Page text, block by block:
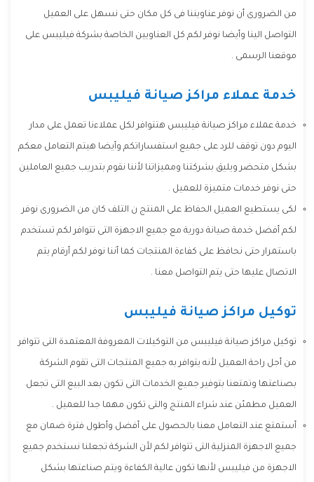
من الضرورى أن نوفر عناويننا فى كل مكان حتى نسهل على العميل
التواصل الينا وأيضا نوفر لكم كل العناويين الخاصة بشركة فيليبس على
موقعنا الرسمى .
خدمة عملاء مراكز صيانة فيليبس
خدمة عملاء مراكز صيانة فيليبس هتتوافر لكل عملاءنا تعمل على مدار
اليوم دون توقف للرد على جميع استفساراتكم وأيضا هيتم التعامل معكم
بشكل متحضر ويليق بشركتنا ومميزاتنا لأننا نقوم بتدريب جميع العاملين
حتى نوفر خدمات متميزة للعميل .
لكى يستطيع العميل الحفاظ على المنتج ن التلف كان من الضرورى نوفر
لكم أفضل خدمة صيانة دورية مع جميع الاجهزة التى تتوافر لكم تستخدم
باستمرار حتى نحافظ على كفاءة المنتجات كما أننا نوفر لكم أرقام يتم
الاتصال عليها حتى يتم التواصل معنا .
توكيل مراكز صيانة فيليبس
توكيل مراكز صيانة فيليبس من التوكيلات المعروفة المعتمدة التى تتوافر
من أجل راحة العميل لأنه يتوافر به جميع المنتجات التى تقوم الشركة
بصناعتها وتمتعنا بتوفير جميع الخدمات التى تكون بعد البيع التى تجعل
العميل مطمئن عند شراء المنتج والتى تكون مهما جدا للعميل .
أستمتع عند التعامل معنا بالحصول على أفضل وأطول فترة ضمان مع
جميع الاجهزة المنزلية التى تتوافر لكم لأن الشركة تجعلنا نستخدم جميع
الاجهزة من فيليبس لأنها تكون عالية الكفاءة ويتم صناعتها بشكل